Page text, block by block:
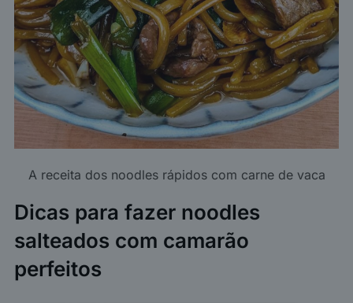
A receita dos noodles rápidos com carne de vaca
Dicas para fazer noodles
salteados com camarão
perfeitos